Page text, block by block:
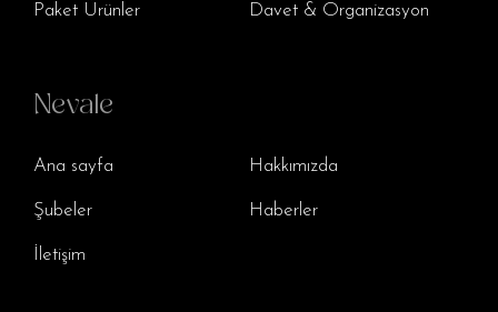
Paket Ürünler Davet & Organizasyon
Nevale
Ana sayfa Hakkımızda
Şubeler Haberler
İletişim